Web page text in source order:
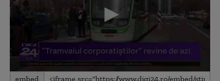
0embed